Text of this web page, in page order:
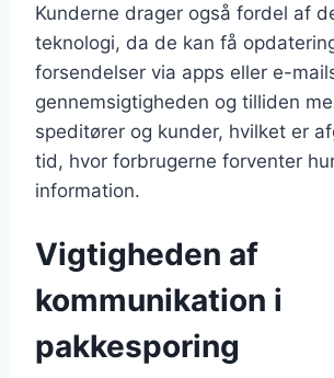
Kunderne drager også fordel af
teknologi, da de kan få
forsendelser via apps eller e-
gennemsigtigheden og tilliden
speditører og kunder, hvilket er
tid, hvor forbrugerne forventer
information.
Vigtigheden af
kommunikation i
pakkesporing